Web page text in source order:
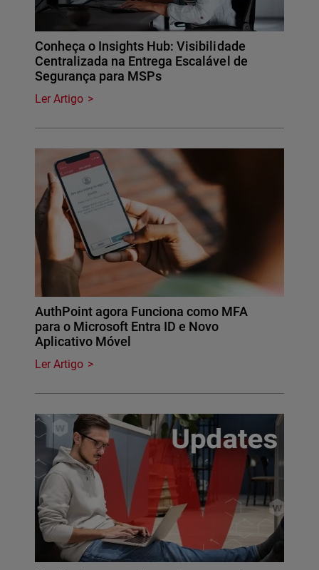
Conheça o Insights Hub: Visibilidade
Centralizada na Entrega Escalável de
Segurança para MSPs
Ler Artigo
AuthPoint agora Funciona como MFA
para o Microsoft Entra ID e Novo
Aplicativo Móvel
Ler Artigo